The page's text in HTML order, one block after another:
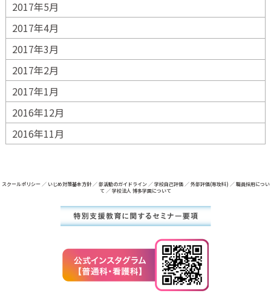
2017年5月
2017年4月
2017年3月
2017年2月
2017年1月
2016年12月
2016年11月
スクールポリシー／ いじめ対策基本方針／部活動のガイドライン／学校自己評価／外部評価(専攻科) ／職員採用につい
て ／学校法人 博多学園について